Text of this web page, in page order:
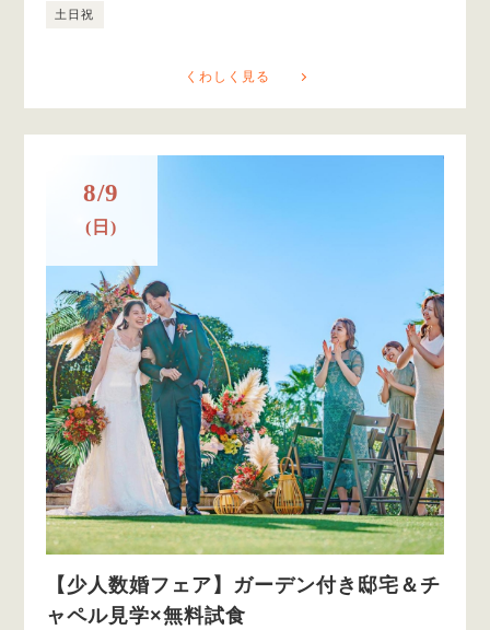
土日祝
くわしく見る
8/9
(日)
【少人数婚フェア】ガーデン付き邸宅＆チ
ャペル見学×無料試食